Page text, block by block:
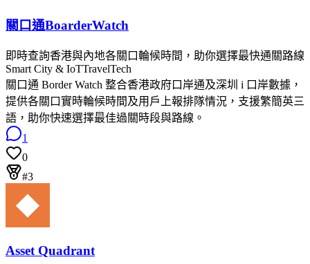
關口通BoarderWatch
即時查詢香港與內地各關口輪候時間，助你選擇最快通關路線
Smart City & IoTTravelTech
關口通 Border Watch 整合香港政府口岸通及深圳 i 口岸數據，
提供各關口實時輪候時間及用戶上報排隊情況，支援繁簡英三
語，助你快速選擇最佳過關時段與路線。
1
0
#3
Asset Quadrant